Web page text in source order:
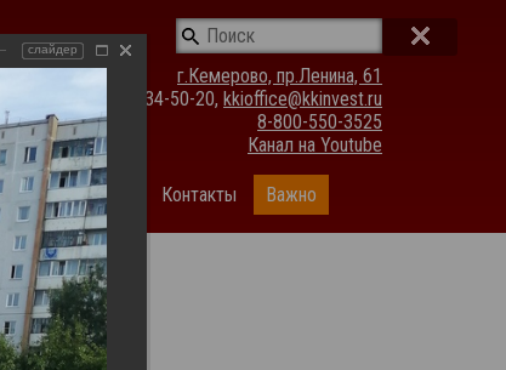
г.Кемерово, пр.Ленина, 61
(3842) 34-50-20, kkioffice@kkinvest.ru
8-800-550-3525
Канал на Youtube
Фотогалерея Контакты Важно
слайдер